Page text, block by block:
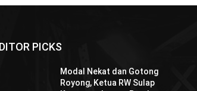
PICKS
Modal Nekat dan Gotong
Royong, Ketua RW Sulap